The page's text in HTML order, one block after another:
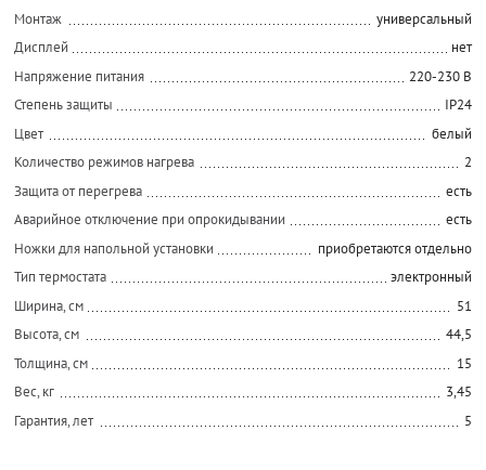
Монтаж
универсальный
Дисплей
нет
Напряжение питания
220-230 В
Степень защиты
IP24
Цвет
белый
Количество режимов нагрева
2
Защита от перегрева
есть
Аварийное отключение при опрокидывании
есть
Ножки для напольной установки
приобретаются отдельно
Тип термостата
электронный
Ширина, см
51
Высота, см
44,5
Толщина, см
15
Вес, кг
3,45
Гарантия, лет
5